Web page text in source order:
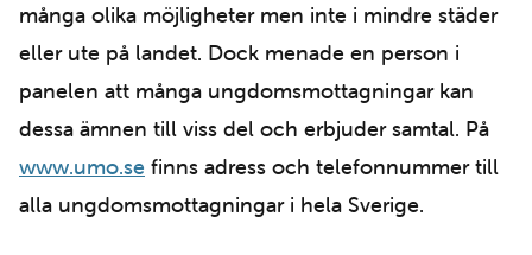
många olika möjligheter men inte i mindre städer
eller ute på landet. Dock menade en person i
panelen att många ungdomsmottagningar kan
dessa ämnen till viss del och erbjuder samtal. På
www.umo.se finns adress och telefonnummer till
alla ungdomsmottagningar i hela Sverige.